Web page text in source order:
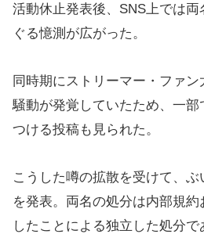
活動休止発表後、SNS上では
ぐる憶測が広がった。
同時期にストリーマー・ファ
騒動が発覚していたため、一
つける投稿も見られた。
こうした噂の拡散を受けて、
を発表。両名の処分は内部規
したことによる独立した処分